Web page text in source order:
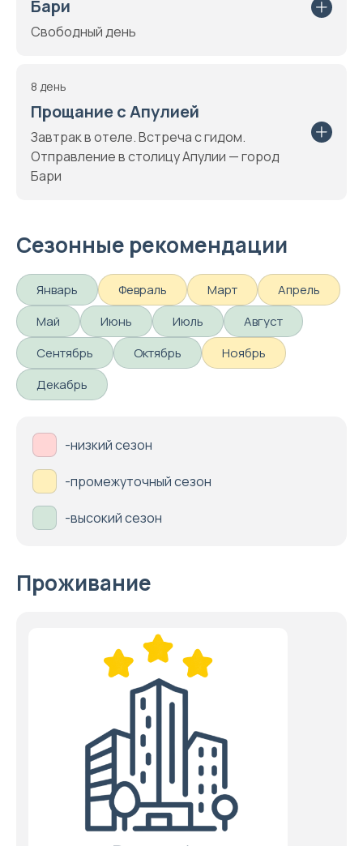
Бари
Свободный день
8 день
Прощание с Апулией
Завтрак в отеле. Встреча с гидом.
Отправление в столицу Апулии — город
Бари
Сезонные рекомендации
Январь Февраль Март
Апрель
Май
Июнь Июль
Август
Сентябрь
Октябрь
Ноябрь
Декабрь
-низкий сезон
-промежуточный сезон
-высокий сезон
Проживание